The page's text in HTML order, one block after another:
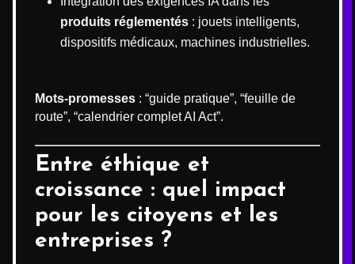
produits réglementés : jouets intelligents,
dispositifs médicaux, machines industrielles.
Mots-promesses : “guide pratique”, “feuille de
route”, “calendrier complet AI Act”.
Entre éthique et
croissance : quel impact
pour les citoyens et les
entreprises ?